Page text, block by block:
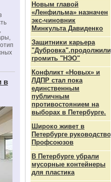
в
Новым главой
«Ленфильма» назначен
экс-чиновник
Минкульта Давиденко
Защитники карьера
"Дубровка".продолжили
громить "НЭО"
Конфликт «Новых» и
ЛДПР стал пока
единственным
публичным
противостоянием на
выборах в Петербурге.
Широко живет в
Петербурге руководство
Профсоюзов
В Петербурге убрали
мусорные контейнеры
для пластика